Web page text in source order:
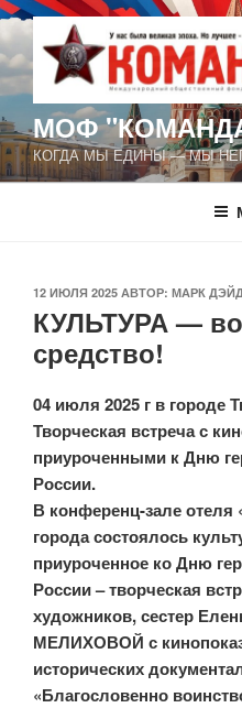
Перейти
к
содержимому
МОФ
КОГДА МЫ ЕДИНЫ — МЫ
ОПУБЛИКОВАНО
12 ИЮЛЯ 2025 АВТОР: МАРК
КУЛЬТУРА —
средство!
04 июля 2025 г в городе
Творческая встреча с
приуроченными к Дню
России.
В конференц-зале
города состоялось
приуроченное ко Дню
России – творческая
художников, сестер
МЕЛИХОВОЙ с
исторических
«Благословенно